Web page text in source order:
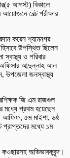
আগস্ট) বিকালে
বেল্ট পরীক্ষার
করেন শ্যামনগর
উপস্থিত ছিলেন
ও পরিবার
অফিসার আব্দুল্লাহ আল
উপজেলা জনস্বাস্থ্য
জি এম রাজগুল
মধ্যে প্রথম হয়েছেন
আফিফ, ৫ম মাইশা, ৬ষ্ঠ
প্রাপ্তদের মধ্যে ১ম
অভিভাবকবৃন্দ।